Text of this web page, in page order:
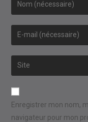
your
name
comment
Enter
your
email
address
comment
Saisir
l’URL
de
Enregistrer mon nom,
navigateur pour mon